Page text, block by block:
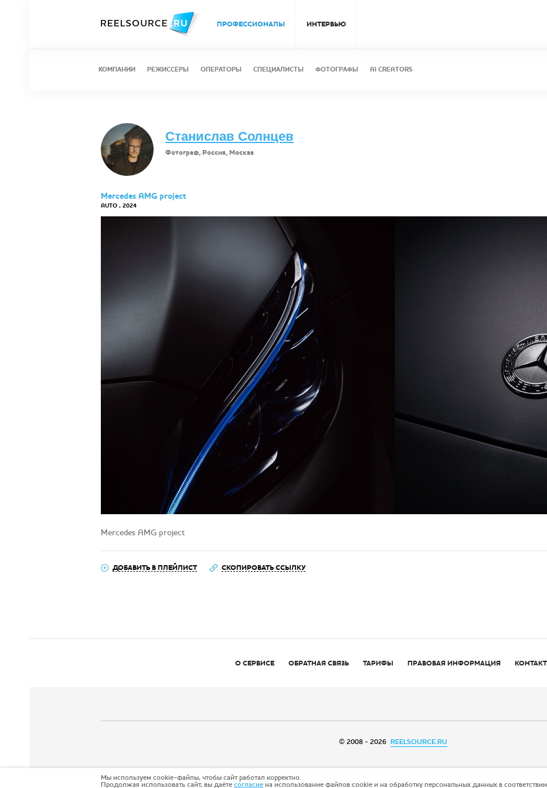
ПРОФЕССИОНАЛЫ ИНТЕРВЬЮ
КОМПАНИИ РЕЖИССЕРЫ ОПЕРАТОРЫ СПЕЦИАЛИСТЫ ФОТОГРАФЫ AI CREATORS
Станислав Солнцев
Фотограф, Россия, Москва
Mercedes AMG project
AUTO , 2024
Mercedes AMG project
ДОБАВИТЬ В ПЛЕЙЛИСТ СКОПИРОВАТЬ ССЫЛКУ
О СЕРВИСЕ ОБРАТНАЯ СВЯЗЬ ТАРИФЫ ПРАВОВАЯ ИНФОРМАЦИЯ
© 2008 - 2026 REELSOURCE.RU
Мы используем cookie-файлы, чтобы сайт работал корректно.
Продолжая использовать сайт, вы даётесогласиена использование файлов cookie и на обработку персональных данных в соответствии